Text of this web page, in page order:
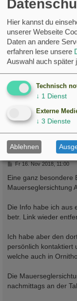
legte sich seine
LG
Nistk. : 39 (alle mit
)
erw.: 54, angek.: 60
Brutpaare :30
60
Adoptivküken:11
VP::Handaufzucht:
Markus
Administrator
Re: Besondere
B
i
r
Fr 16. Nov 2018, 11:00
Eine ganz besondere
Mauerseglersichtung
Die Info habe ich aus
betr. Link wieder
Ich habe aber den
persönlich kontaktiert
welche auch in
Die
nachmittags an der
Hier kannst du
unserer Webseite
Daten an andere
erfahren lese unsere
Auswahl auch später
Technisch
↓ 1 Dienst
Externe
↓ 3 Dienste
Ablehnen